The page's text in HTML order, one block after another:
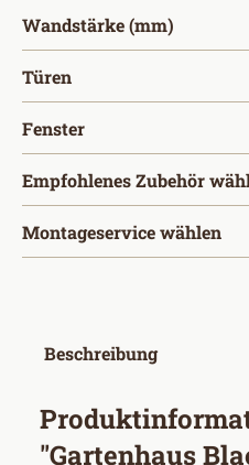
Wandstärke (mm)
Türen
Fensterauswählen
Empfohlenes Zubehör
Montageservice wählen
Beschreibung
"Gartenhaus